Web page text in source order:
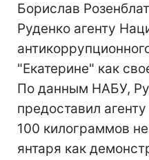
Борислав
Руденко агенту
"Екатерине" как
По данным НАБУ,
предоставил
100 килограммов
янтаря как